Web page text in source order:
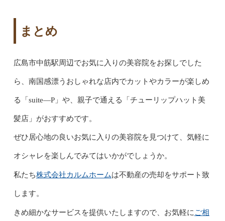
まとめ
広島市中筋駅周辺でお気に入りの美容院をお探しでした
ら、南国感漂うおしゃれな店内でカットやカラーが楽しめ
る「suite―P」や、親子で通える「チューリップハット美
髪店」がおすすめです。
ぜひ居心地の良いお気に入りの美容院を見つけて、気軽に
オシャレを楽しんでみてはいかがでしょうか。
私たち株式会社カルムホームは不動産の売却をサポート致
します。
きめ細かなサービスを提供いたしますので、お気軽に ご相